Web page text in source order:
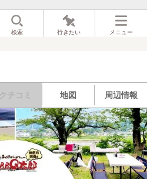
検索 行きたい メニュー
クチコミ 地図 周辺情報